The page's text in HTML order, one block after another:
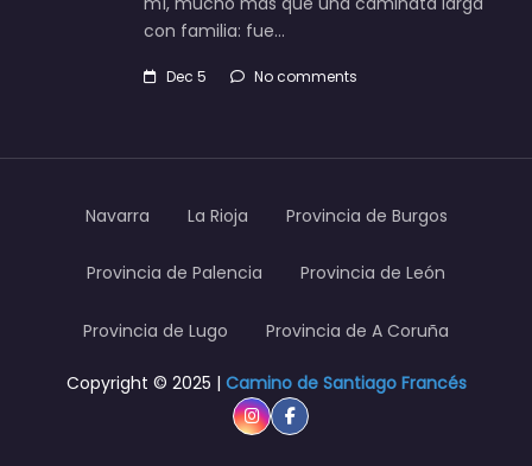
con familia: fue…
Dec 5 No comments
Navarra La Rioja Provincia de Burgos
Provincia de Palencia Provincia de León
Provincia de Lugo Provincia de A Coruña
Copyright © 2025 | Camino de Santiago Francés